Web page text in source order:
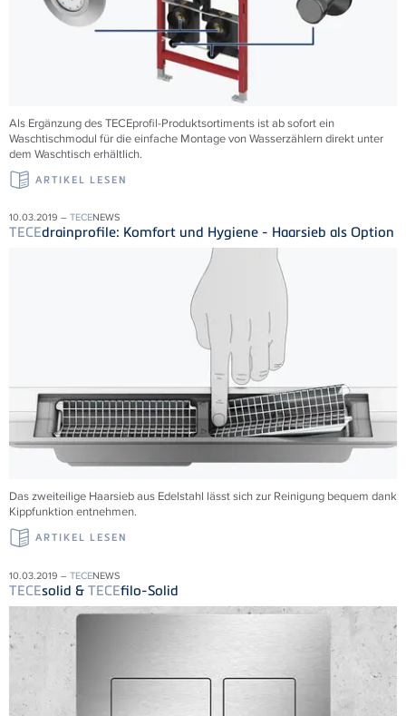
Als Ergänzung des TECEprofil-Produktsortiments ist ab sofort ein
Waschtischmodul für die einfache Montage von Wasserzählern direkt unter
dem Waschtisch erhältlich.
ARTIKEL LESEN
10.03.2019 – TECENEWS
TECEdrainprofile: Komfort und Hygiene - Haarsieb als Option
Das zweiteilige Haarsieb aus Edelstahl lässt sich zur Reinigung bequem dank
Kippfunktion entnehmen.
ARTIKEL LESEN
10.03.2019 – TECENEWS
TECEsolid & TECEfilo-Solid